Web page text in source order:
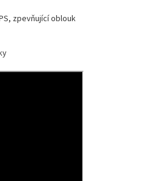
zpevňující oblouk